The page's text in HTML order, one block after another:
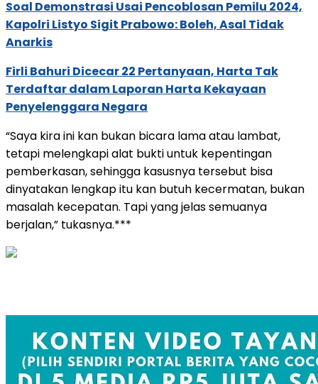
Soal Demonstrasi Usai Pencoblosan Pemilu 2024,
Kapolri Listyo Sigit Prabowo: Boleh, Asal Tidak
Anarkis
Firli Bahuri Dicecar 22 Pertanyaan, Harta Tak
Terdaftar dalam Laporan Harta Kekayaan
Penyelenggara Negara
“Saya kira ini kan bukan bicara lama atau lambat,
tetapi melengkapi alat bukti untuk kepentingan
pemberkasan, sehingga kasusnya tersebut bisa
dinyatakan lengkap itu kan butuh kecermatan, bukan
masalah kecepatan. Tapi yang jelas semuanya
berjalan,” tukasnya.***